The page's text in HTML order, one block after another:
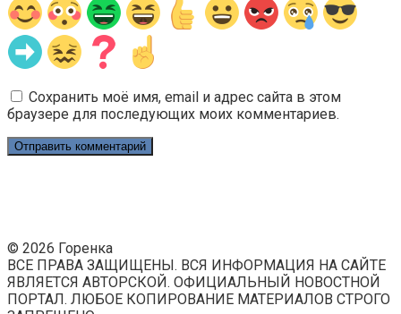
Сохранить моё имя, email и адрес сайта в этом
браузере для последующих моих комментариев.
© 2026 Горенка
ВСЕ ПРАВА ЗАЩИЩЕНЫ. ВСЯ ИНФОРМАЦИЯ НА САЙТЕ
ЯВЛЯЕТСЯ АВТОРСКОЙ. ОФИЦИАЛЬНЫЙ НОВОСТНОЙ
ПОРТАЛ. ЛЮБОЕ КОПИРОВАНИЕ МАТЕРИАЛОВ СТРОГО